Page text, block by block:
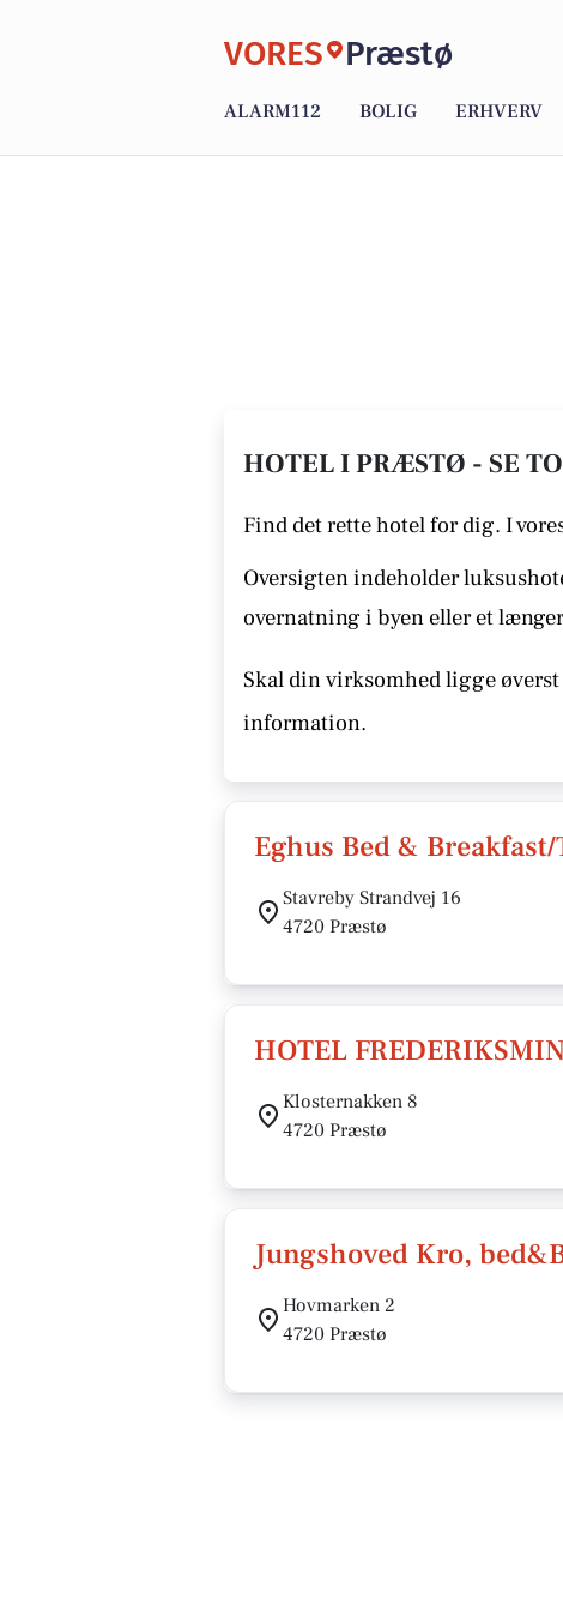
VORES Præstø
ALARM112 BOLIG ERHVERV
HOTEL I PRÆSTØ - SE
Find det rette hotel for dig. I
Oversigten indeholder
overnatning i byen eller et
Skal din virksomhed ligge
information.
Eghus Bed &
Stavreby Strandvej 16
4720 Præstø
HOTEL
Klosternakken 8
4720 Præstø
Jungshoved Kro,
Hovmarken 2
4720 Præstø